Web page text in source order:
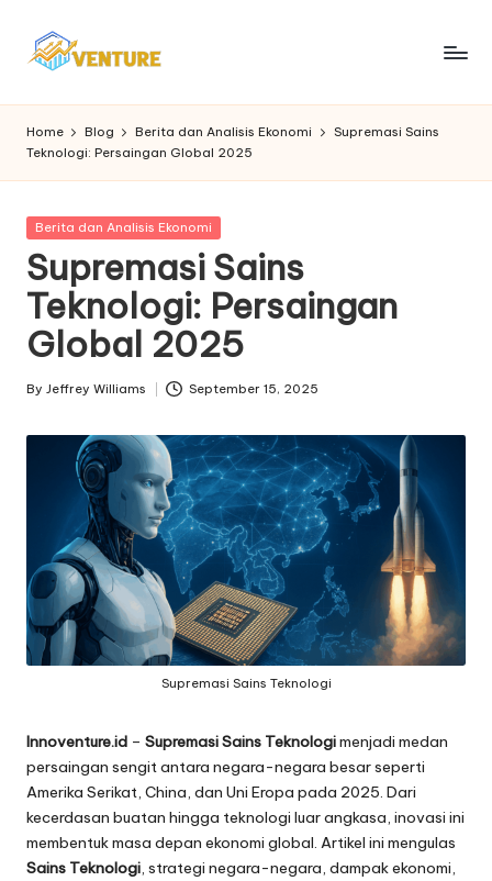
I
n
n
o
v
e
n
t
u
r
Berita
Home Blog Berita dan Analisis Ekonomi
Supremasi Sains
Teknologi: Persaingan Global 2025
Posted
Berita dan Analisis Ekonomi
Supremasi Sains
Teknologi: Persaingan
Global 2025
Posted
By Jeffrey Williams September 15, 2025
Supremasi Sains Teknologi
Innoventure.id – Supremasi Sains Teknologimenjadi medan
persaingan sengit antara negara-negara besar seperti
Amerika Serikat, China, dan Uni Eropa pada 2025. Dari
kecerdasan buatan hingga teknologi luar angkasa, inovasi ini
membentuk masa depan ekonomi global. Artikel ini mengulas
Sains Teknologi , strategi negara-negara, dampak ekonomi,